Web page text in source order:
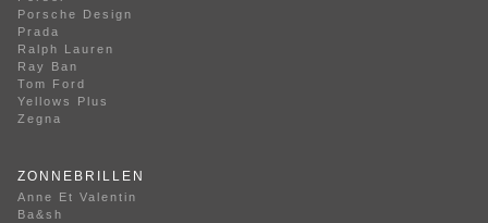
Porsche Design
Prada
Ralph Lauren
Ray Ban
Tom Ford
Yellows Plus
Zegna
ZONNEBRILLEN
Anne Et Valentin
Ba&sh